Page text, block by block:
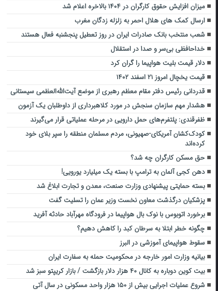
میزان افزایش حقوق کارگران در ۱۴۰۴ بالاخره اعلام شد
ارسال کمک های هلال احمر به زلزله زدگان مغرب
شعب منتخب بانک صادرات ایران در روز تعطیل پنجشنبه فعال هستند
خداحافظی بی‌سر و صدا در استقلال
دلار قیمت بلیت هواپیما را گران کرد
قیمت یخچال امروز ۲۱ اسفند ۱۴۰۲
قدردانی رئیس دفتر مقام معظم رهبری از موضع آیت‌الله‌العظمی سیستانی
هشدار مهم سازمان سنجش در مورد کلاهبرداری از داوطلبان یک آزمون
ظفرقندی: پلتفرم‌های حمل دارویی در مرحله عملیاتی قرار می‌گیرند
کودک‌کشان آمریکای-صهیونی، مردم مسلمان منطقه را سپر بلای خود
کرده‌اند
حق مسکن کارگران چه شد؟
دهن کجی آلمان به ترامپ با بسته یک میلیارد یورویی!
بسته حمایتی پیشنهادی وزارت صنعت، معدن و تجارت ابلاغ شد
پزشکیان درگذشت معاون نخست وزیر عمان را تسلیت گفت
برخورد اتوبوس با نوک بال هواپیما در فرودگاه مهرآباد حادثه آفرید
چگونه خطر ابتلا به سرطان کبد را کاهش دهیم؟
سقوط هواپیمای آموزشی در البرز
بیانیه وزارت امور خارجه در محکومیت حمله به سفارت ایران
بیت کوین دوباره به کانال ۴۰ هزار دلار بازگشت / بازار کریپتو سبز شد
شروع عملیات اجرایی بیش از ۱۵۰ هزار واحد مسکونی در سال آتی